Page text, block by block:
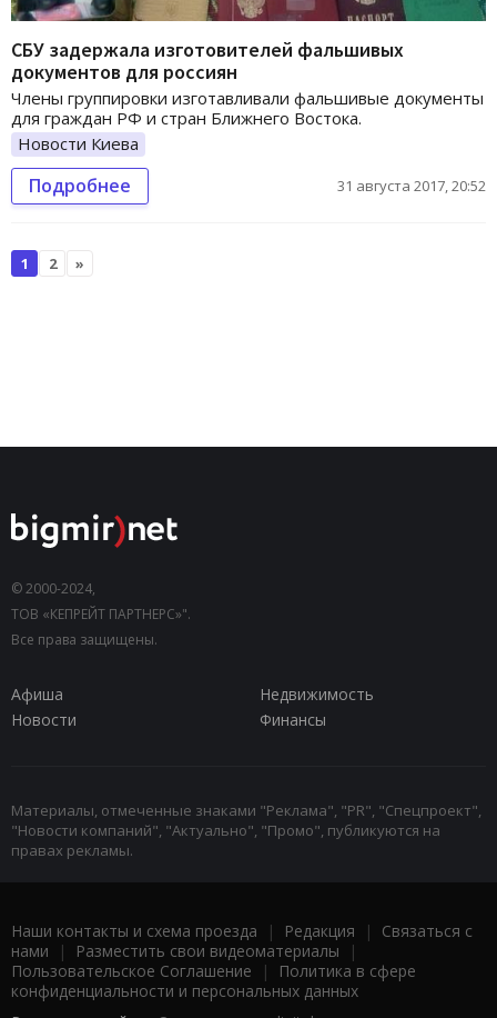
СБУ задержала изготовителей фальшивых
документов для россиян
Члены группировки изготавливали фальшивые документы
для граждан РФ и стран Ближнего Востока.
Новости Киева
Подробнее 31 августа 2017, 20:52
1 2 »
© 2000-2024,
ТОВ «КЕПРЕЙТ ПАРТНЕРС»".
Все права защищены.
Афиша
Недвижимость
Новости
Финансы
Материалы, отмеченные знаками "Реклама", "PR", "Спецпроект",
"Новости компаний", "Актуально", "Промо", публикуются на
правах рекламы.
Наши контакты и схема проезда | Редакция | Связаться с
нами | Разместить свои видеоматериалы |
Пользовательское Соглашение |
Политика в сфере
конфиденциальности и персональных данных